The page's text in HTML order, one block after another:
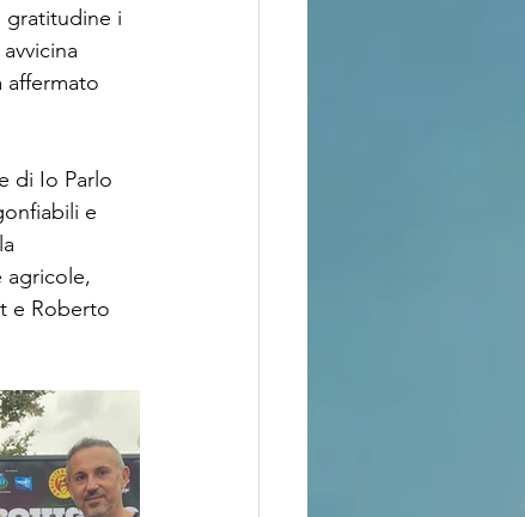
gratitudine i
affermato
di Io Parlo
e
agricole,
e Roberto